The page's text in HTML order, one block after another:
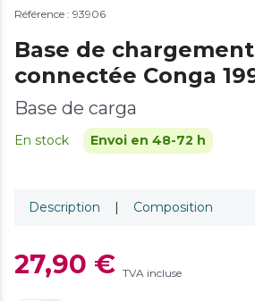
Référence : 93906
Base de
connectée Conga
Base de carga
En stock Envoi en 48-72 h
Description | Composition
27,90 € TVA incluse